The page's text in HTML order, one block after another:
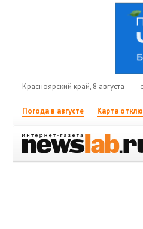
Красноярский край, 8 августа
Погода в августе Карта